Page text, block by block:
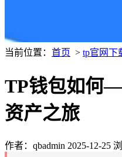
当前位置： 首页 > tp官网下
TP钱包如何
资产之旅
作者：qbadmin 2025-12-25